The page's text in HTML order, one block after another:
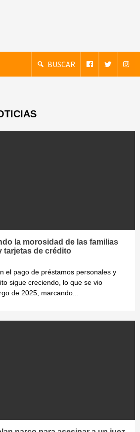
BUSCAR
la morosidad de las familias
tarjetas de crédito
el pago de préstamos personales y
sigue creciendo, lo que se vio
de 2025, marcando...